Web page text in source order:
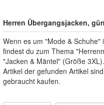
Herren Übergangsjacken,
Wenn es um "Mode &
findest du zum Thema
"Jacken & Mäntel" (Größe
Artikel der gefunden Artikel
gebraucht kaufen.